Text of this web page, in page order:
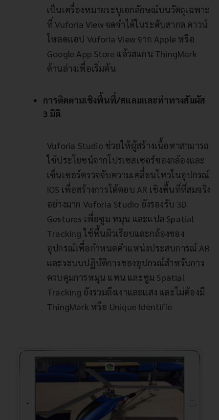
เป็นเครื่องหมายระบุเอกลักษณ์บนวัตถุเฉพาะ
ที่ Vuforia View จดจำได้ในระดับสากล ดาวน์
โหลดแอป Vuforia View จาก Apple หรือ
Google App Store แล้วสแกน ThingMark
ด้านล่างเพื่อเริ่มต้น
การติดตามเชิงพื้นที่/สแลมและท่าทางสัมผัส
3 มิติ
Vuforia Studio ช่วยให้ผู้สร้างเนื้อหาสามารถ
ใช้ประโยชน์จากโปรเซสเซอร์ของกล้องและ
เซ็นเซอร์ตรวจจับความเคลื่อนไหวในอุปกรณ์
iOS เพื่อสร้างการโต้ตอบ AR เชิงพื้นที่ที่สมจริง
อย่างมาก Vuforia Studio ยังรองรับ 3D
Gestures เพื่อซูม หมุน และแปล Spatial
Tracking ใช้พื้นผิวเรียบและกล้องของ
อุปกรณ์เพื่อกำหนดตำแหน่งประสบการณ์ AR
และระบบปฏิบัติการของอุปกรณ์สำหรับการ
ควบคุมการหมุน แพน และซูม Spatial
Tracking ยังรวมถึงเงาและแสง และไม่ต้องมี
ThingMark หรือ Unique Identifie